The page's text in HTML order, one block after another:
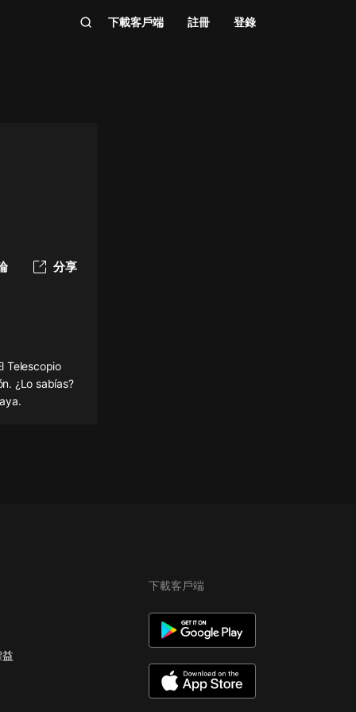
下載客戶端 註冊 登錄
分享
Telescopio
¿Lo sabías?
下載客戶端